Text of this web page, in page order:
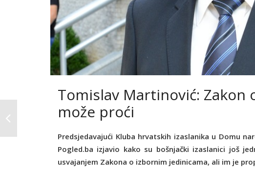
Tomislav Martinović:
može proći
Predsjedavajući Kluba hrvatskih izaslanika u Domu
Pogled.ba izjavio kako su bošnjački izaslanici još
usvajanjem Zakona o izbornim jedinicama, ali im je